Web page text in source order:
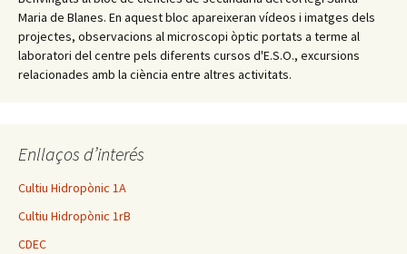
Maria de Blanes. En aquest bloc apareixeran vídeos i imatges dels
projectes, observacions al microscopi òptic portats a terme al
laboratori del centre pels diferents cursos d'E.S.O., excursions
relacionades amb la ciència entre altres activitats.
Enllaços d’interés
Cultiu Hidropònic 1A
Cultiu Hidropònic 1rB
CDEC